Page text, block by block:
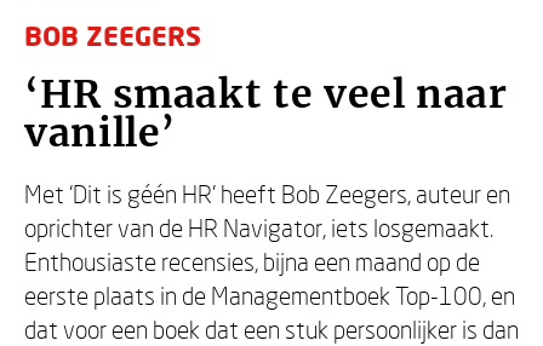
BOB ZEEGERS
‘HR smaakt te veel naar
vanille’
Met ‘Dit is géén HR’ heeft Bob Zeegers, auteur en
oprichter van de HR Navigator, iets losgemaakt.
Enthousiaste recensies, bijna een maand op de
eerste plaats in de Managementboek Top-100, en
dat voor een boek dat een stuk persoonlijker is dan